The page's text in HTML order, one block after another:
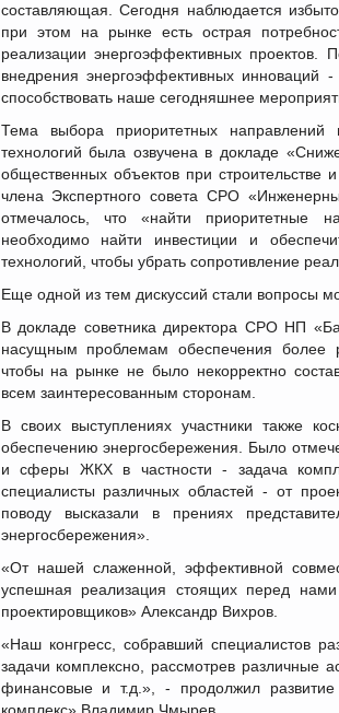
составляющая. Сегодня наблюдается
при этом на рынке есть острая
реализации энергоэффективных проектов.
внедрения энергоэффективных
способствовать наше сегодняшнее
Тема выбора приоритетных направлений
технологий была озвучена в докладе
общественных объектов при строительстве
члена Экспертного совета СРО
отмечалось, что «найти приоритетные
необходимо найти инвестиции и
технологий, чтобы убрать сопротивление
Еще одной из тем дискуссий стали вопросы
В докладе советника директора СРО НП
насущным проблемам обеспечения более
чтобы на рынке не было некорректно
всем заинтересованным сторонам.
В своих выступлениях участники также
обеспечению энергосбережения. Было
и сферы ЖКХ в частности - задача
специалисты различных областей - от
поводу высказали в прениях
энергосбережения».
«От нашей слаженной, эффективной
успешная реализация стоящих перед
проектировщиков» Александр Вихров.
«Наш конгресс, собравший специалистов
задачи комплексно, рассмотрев различные
финансовые и т.д.», - продолжил